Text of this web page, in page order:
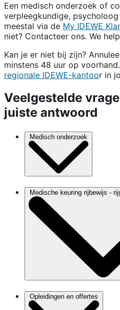
Een medisch onderzoek of
verpleegkundige,
meestal via de My IDEWE
niet? Contacteer ons. We
Kan je er niet bij zijn?
minstens 48 uur op
regionale IDEWE-kantoor in
Veelgestelde
juiste antwoord
Medisch onderzoek
Medische keuring rijbewijs -
Opleidingen en offertes